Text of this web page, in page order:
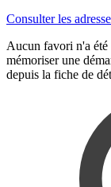
Consulter les
Aucun favori n'a été
mémoriser une
depuis la fiche de